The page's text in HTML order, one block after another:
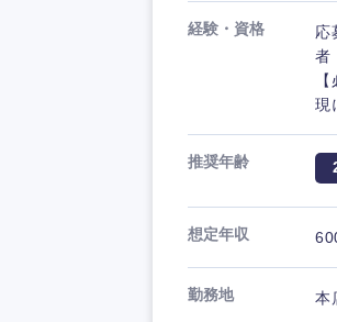
経験・資格
応
者
現
推奨年齢
想定年収
勤務地 本